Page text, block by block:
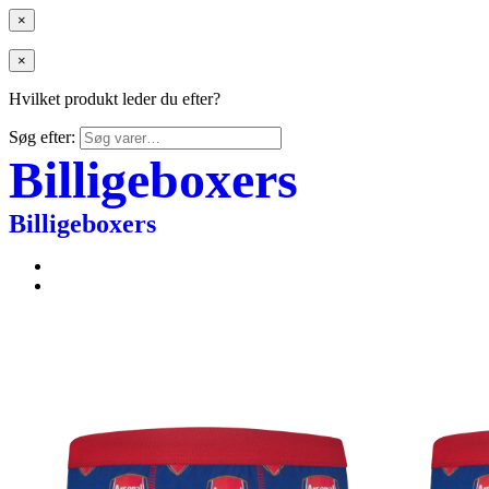
×
×
Hvilket produkt leder du efter?
Søg efter:
Billigeboxers
Billigeboxers